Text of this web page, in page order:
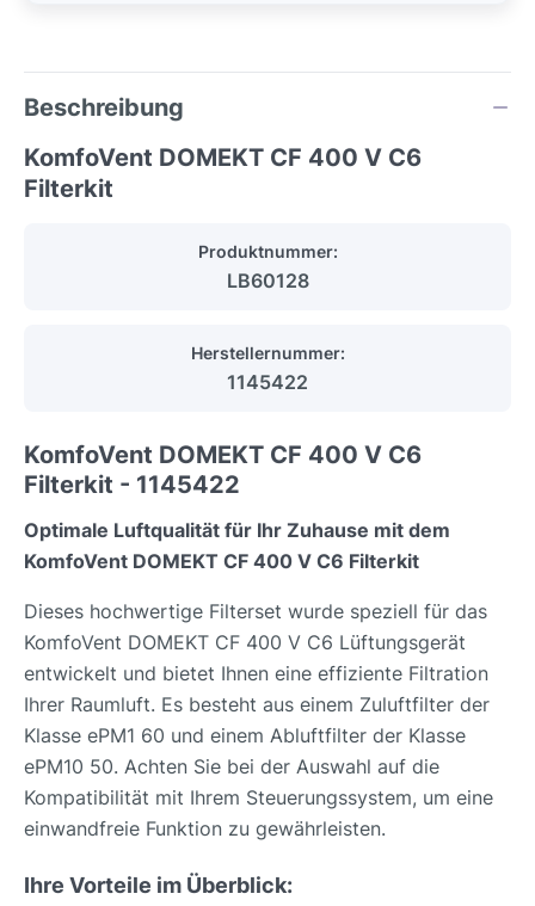
Beschreibung
KomfoVent DOMEKT CF 400 V C6
Filterkit
Produktnummer:
LB60128
Herstellernummer:
1145422
KomfoVent DOMEKT CF 400 V C6
Filterkit - 1145422
Optimale Luftqualität für Ihr Zuhause mit dem
KomfoVent DOMEKT CF 400 V C6 Filterkit
Dieses hochwertige Filterset wurde speziell für das
KomfoVent DOMEKT CF 400 V C6 Lüftungsgerät
entwickelt und bietet Ihnen eine effiziente Filtration
Ihrer Raumluft. Es besteht aus einem Zuluftfilter der
Klasse ePM1 60 und einem Abluftfilter der Klasse
ePM10 50. Achten Sie bei der Auswahl auf die
Kompatibilität mit Ihrem Steuerungssystem, um eine
einwandfreie Funktion zu gewährleisten.
Ihre Vorteile im Überblick: